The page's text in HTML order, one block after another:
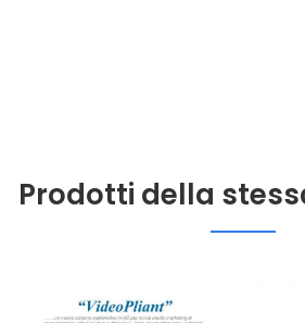
Prodotti della